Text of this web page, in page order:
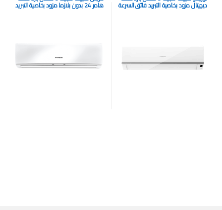
ديچيتال مزود بخاصية التبريد فائق السرعة
و التشغيل الجاف ابيض TH-C24WEE
هامر 24 بدون بلازما مزود بخاصية التبريد
السريع ابيض